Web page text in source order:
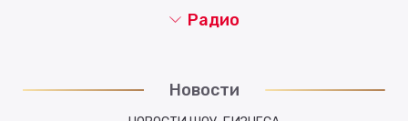
Новости
Радио